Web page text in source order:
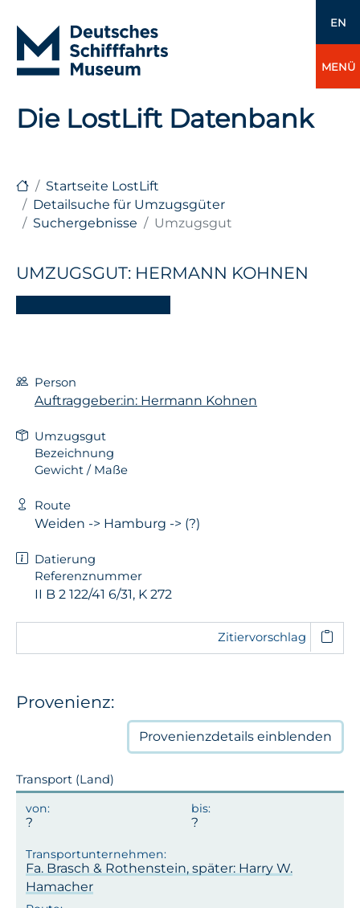
EN
MENÜ
Die LostLift Datenbank
Startseite LostLift
Detailsuche für Umzugsgüter
Suchergebnisse
Umzugsgut
UMZUGSGUT: HERMANN KOHNEN
Person
Auftraggeber:in: Hermann Kohnen
Umzugsgut
Bezeichnung
Gewicht / Maße
Route
Weiden -> Hamburg -> (?)
Datierung
Referenznummer
II B 2 122/41 6/31, K 272
Zitiervorschlag
Provenienz:
Provenienzdetails einblenden
Transport (Land)
Fa. Brasch & Rothenstein, später: Harry W.
Hamacher